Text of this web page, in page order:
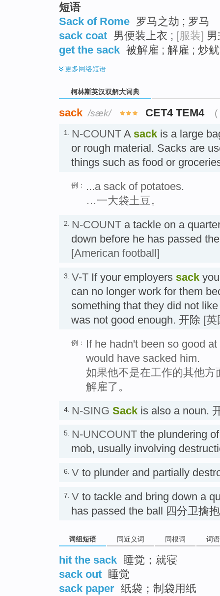
短语
Sack of Rome 罗马之劫 ; 罗马
sack coat 男便装上衣 ; [服装]
get the sack 被解雇 ; 解雇 ; 炒
更多网络短语
柯林斯英汉双解大词典
sack /sæk/ CET4 TEM4 (
1. N-COUNT A sack is a large
or rough material. Sacks are
things such as food or
例：
...a sack of potatoes.
…一大袋土豆。
2. N-COUNT a tackle on a
down before he has passed
[American football]
3. V-T If your employers sack
can no longer work for them
something that they did not
was not good enough. 开除 [英
例：
If he hadn't been so good
would have sacked him.
如果他不是在工作的其他
解雇了。
4. N-SING Sack is also a noun.
5. N-UNCOUNT the plundering
mob, usually involving
6. V to plunder and partially
7. V to tackle and bring down a
has passed the ball 四分卫擒
词组短语 同近义词 同根词 词
hit the sack 睡觉；就寝
sack out 睡觉
sack paper 纸袋；制袋用纸